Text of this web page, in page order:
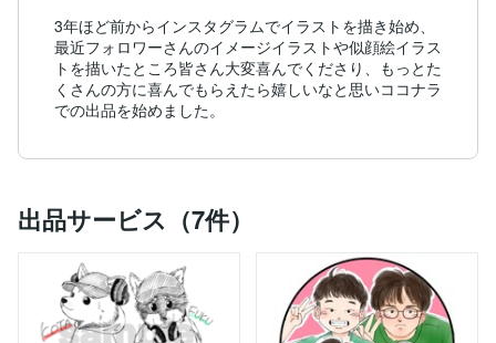
3年ほど前からインスタグラムでイラストを描き始め、
最近フォロワーさんのイメージイラストや似顔絵イラス
トを描いたところ皆さん大変喜んでくださり、もっとた
くさんの方に喜んでもらえたら嬉しいなと思いココナラ
での出品を始めました。
出品サービス（7件）